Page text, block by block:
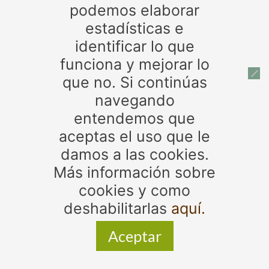
tabaco ilegal tarjetas Timbre trabajadores de estancos
venta tabaco ilegal
Patrocinadores
© 2017 - 2024. Todos los derechos reservados.
Asociación de Expendedores de tabaco y timbre de la
Zona privada
podemos elaborar
estadísticas e
identificar lo que
funciona y mejorar lo
que no. Si continúas
navegando
entendemos que
aceptas el uso que le
damos a las cookies.
Más información sobre
cookies y como
deshabilitarlas aquí.
Aceptar